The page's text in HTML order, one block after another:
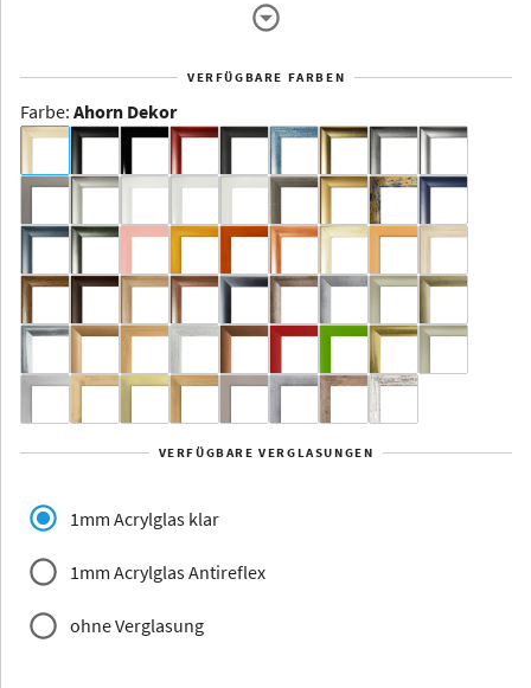
Dakota -
Rahmenloser
Aluminium
Yukon Alaska
Jersey Dauphine
VERFÜGBARE FARBEN
Farbe: Ahorn Dekor
VERFÜGBARE VERGLASUNGEN
1mm Acrylglas klar
1mm Acrylglas Antireflex
ohne Verglasung